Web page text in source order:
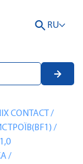
RU
CONTACT /
/
/